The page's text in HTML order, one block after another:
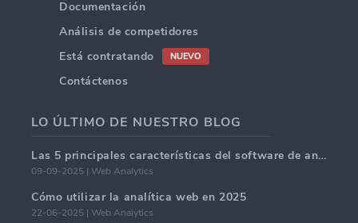
Documentación
Análisis de competidores
Está contratando
NUEVO
Contáctenos
LO ÚLTIMO DE NUESTRO BLOG
Las 5 principales características del software de análisis web en 2025.
09-09-2025 | Web Analytics
Cómo utilizar la analítica web en 2025
22-06-2025 | Web Analytics